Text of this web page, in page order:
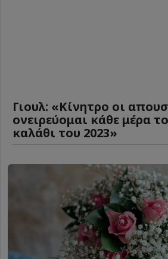
Γιουλ: «Κίνητρο οι
ονειρεύομαι κάθε μέρα
καλάθι του 2023»